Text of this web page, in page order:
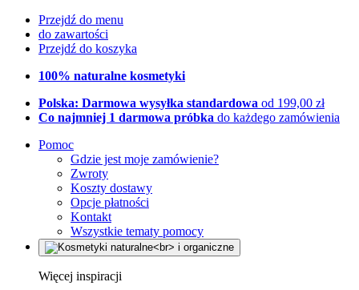
Przejdź do menu
do zawartości
Przejdź do koszyka
100% naturalne kosmetyki
Polska: Darmowa wysyłka standardowa od 199,00 zł
Co najmniej 1 darmowa próbka do każdego zamówienia
Pomoc
Gdzie jest moje zamówienie?
Zwroty
Koszty dostawy
Opcje płatności
Kontakt
Wszystkie tematy pomocy
Więcej inspiracji